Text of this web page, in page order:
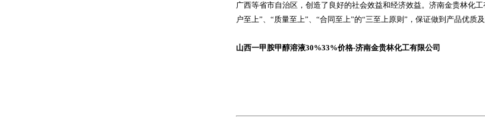
广西等省市自治区，创造了良好的社会效益和经济效益。济南金贵林化
户至上”、“质量至上”、“合同至上”的“三至上原则”，保证做到产品优质
山西一甲胺甲醇溶液30%33%价格-济南金贵林化工有限公司